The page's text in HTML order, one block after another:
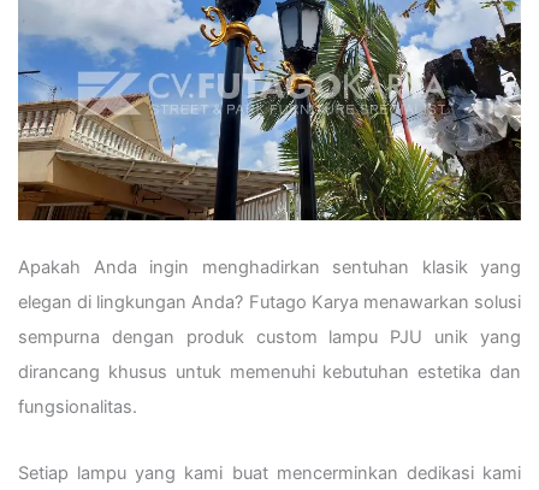
Apakah Anda ingin menghadirkan sentuhan klasik yang
elegan di lingkungan Anda? Futago Karya menawarkan solusi
sempurna dengan produk custom lampu PJU unik yang
dirancang khusus untuk memenuhi kebutuhan estetika dan
fungsionalitas.
Setiap lampu yang kami buat mencerminkan dedikasi kami